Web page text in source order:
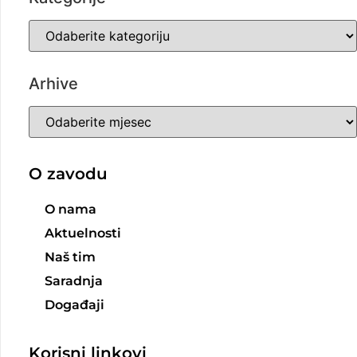
Arhive
O zavodu
O nama
Aktuelnosti
Naš tim
Saradnja
Događaji